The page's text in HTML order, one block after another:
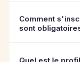
Comment
sont